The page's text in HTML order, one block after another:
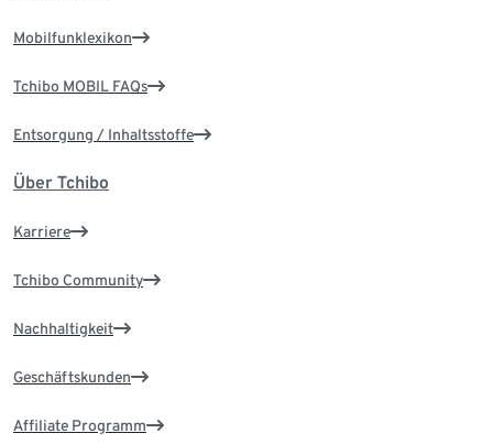
Mobilfunklexikon
Tchibo MOBIL FAQs
Entsorgung / Inhaltsstoffe
Über Tchibo
Karriere
Tchibo Community
Nachhaltigkeit
Geschäftskunden
Affiliate Programm